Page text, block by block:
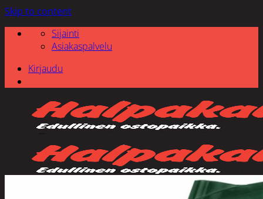
Skip to content
Sijainti
Asiakaspalvelu
Kirjaudu